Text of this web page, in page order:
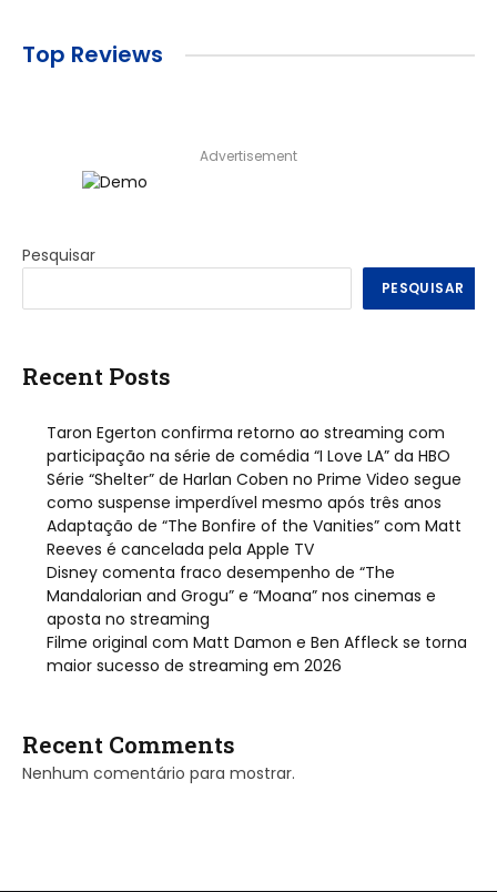
Top Reviews
Advertisement
Pesquisar
PESQUISAR
Recent Posts
Taron Egerton confirma retorno ao streaming com
participação na série de comédia “I Love LA” da HBO
Série “Shelter” de Harlan Coben no Prime Video segue
como suspense imperdível mesmo após três anos
Adaptação de “The Bonfire of the Vanities” com Matt
Reeves é cancelada pela Apple TV
Disney comenta fraco desempenho de “The
Mandalorian and Grogu” e “Moana” nos cinemas e
aposta no streaming
Filme original com Matt Damon e Ben Affleck se torna
maior sucesso de streaming em 2026
Recent Comments
Nenhum comentário para mostrar.